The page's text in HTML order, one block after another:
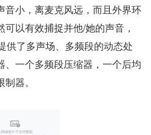
音小，离麦克风远，而且外界环
以有效捕捉并他/她的声音，
供了多声场、多频段的动态处
、一个多频段压缩器，一个后均
器。